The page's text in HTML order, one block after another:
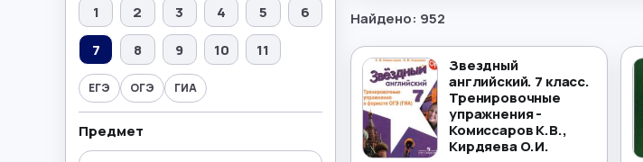
1 2 3 4 5
6
7
8 9 10 11
ЕГЭ ОГЭ ГИА
Предмет
Найдено: 952
Звездный
английский. 7 класс.
Тренировочные
упражнения -
Комиссаров К.В.,
Кирдяева О.И.